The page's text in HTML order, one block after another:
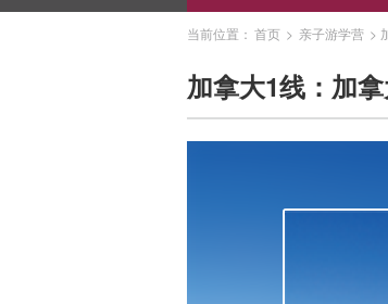
当前位置： 首页 > 亲子游学营 >
加拿大1线：加